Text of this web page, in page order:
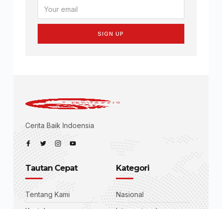
SIGN UP
Cerita Baik Indoensia
Tautan Cepat
Tentang Kami
Kategori
Nasional